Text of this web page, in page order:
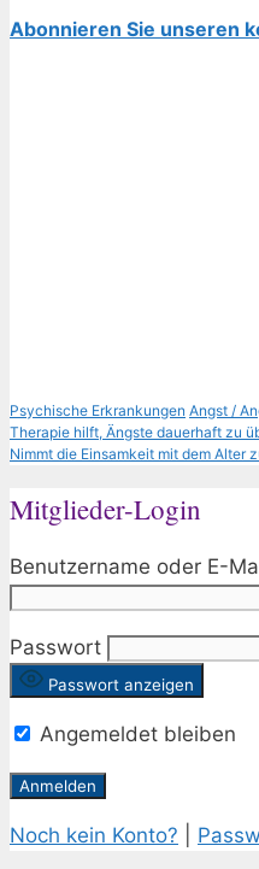
Abonnieren Sie unseren
Kategorien
Psychische Erkrankungen Angst /
Therapie hilft, Ängste dauerhaft zu
Nimmt die Einsamkeit mit dem Alter
Mitglieder-Login
Benutzername oder E-
Passwort
Passwort anzeigen
Angemeldet bleiben
Noch kein Konto?